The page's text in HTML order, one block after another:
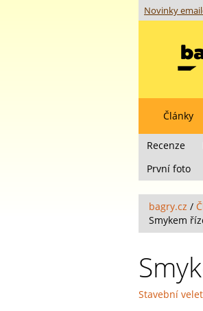
Novinky
Články
Recenze
První foto
bagry.cz /
Smykem
Stavební